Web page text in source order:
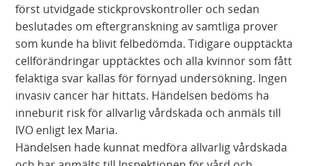
först utvidgade stickprovskontroller och sedan
beslutades om eftergranskning av samtliga prover
som kunde ha blivit felbedömda. Tidigare oupptäckta
cellförändringar upptäcktes och alla kvinnor som fått
felaktiga svar kallas för förnyad undersökning. Ingen
invasiv cancer har hittats. Händelsen bedöms ha
inneburit risk för allvarlig vårdskada och anmäls till
IVO enligt lex Maria.
Händelsen hade kunnat medföra allvarlig vårdskada